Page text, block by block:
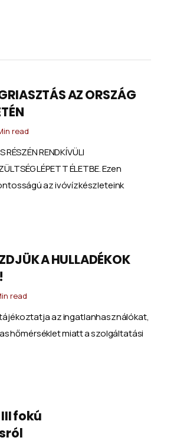
AZ ORSZÁG
read
RÉSZÉN RENDKÍVÜLI
LÉPETT ÉLETBE. Ezen
az ivóvízkészleteink
A HULLADÉKOK
read
tájékoztatja az ingatlanhasználókat,
hőmérséklet miatt a szolgáltatási
fokú